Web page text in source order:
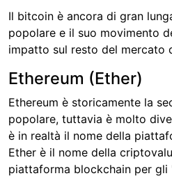
Il bitcoin è ancora di gran
popolare e il suo movimento
impatto sul resto del mercato
Ethereum (Ether)
Ethereum è storicamente la
popolare, tuttavia è molto
è in realtà il nome della
Ether è il nome della
piattaforma blockchain per